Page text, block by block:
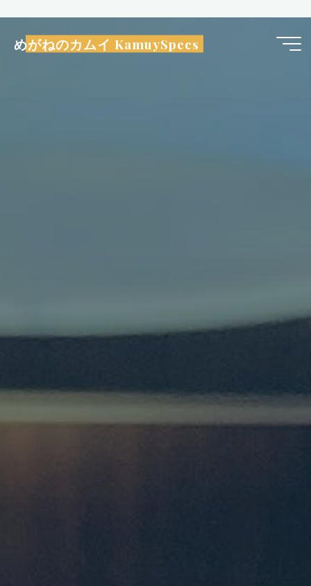
めがねのカムイ KamuySpecs